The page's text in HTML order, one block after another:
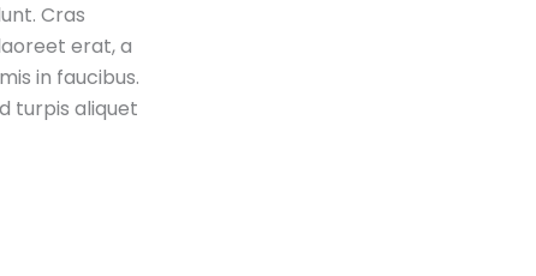
Cras
erat, a
in faucibus.
turpis aliquet